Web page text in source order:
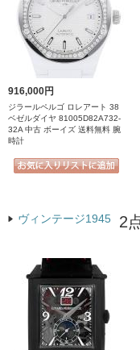
916,000円
ジラールペルゴ ロレアート 38
ベゼルダイヤ 81005D82A732-
32A 中古 ボーイズ 送料無料 腕
時計
ヴィンテージ1945 2